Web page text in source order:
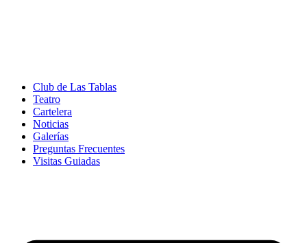
Club de Las Tablas
Teatro
Cartelera
Noticias
Galerías
Preguntas Frecuentes
Visitas Guiadas